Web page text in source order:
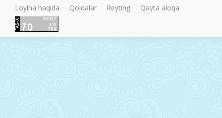
Loyiha haqida
Qoidalar Reyting Qayta aloqa